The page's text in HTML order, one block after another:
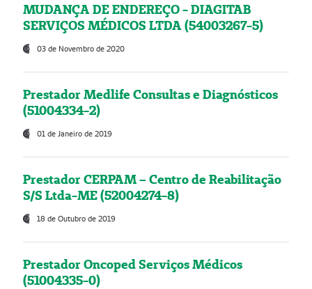
MUDANÇA DE ENDEREÇO - DIAGITAB
SERVIÇOS MÉDICOS LTDA (54003267-5)
03 de Novembro de 2020
Prestador Medlife Consultas e Diagnósticos
(51004334-2)
01 de Janeiro de 2019
Prestador CERPAM – Centro de Reabilitação
S/S Ltda-ME (52004274-8)
18 de Outubro de 2019
Prestador Oncoped Serviços Médicos
(51004335-0)